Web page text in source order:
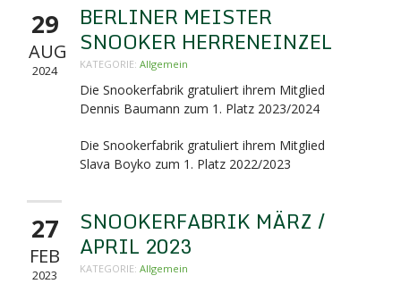
29
AUG
2024
BERLINER MEISTER
SNOOKER HERRENEINZEL
KATEGORIE: Allgemein
Die Snookerfabrik gratuliert ihrem Mitglied
Dennis Baumann zum 1. Platz 2023/2024
Die Snookerfabrik gratuliert ihrem Mitglied
Slava Boyko zum 1. Platz 2022/2023
27
FEB
2023
SNOOKERFABRIK MÄRZ /
APRIL 2023
KATEGORIE: Allgemein